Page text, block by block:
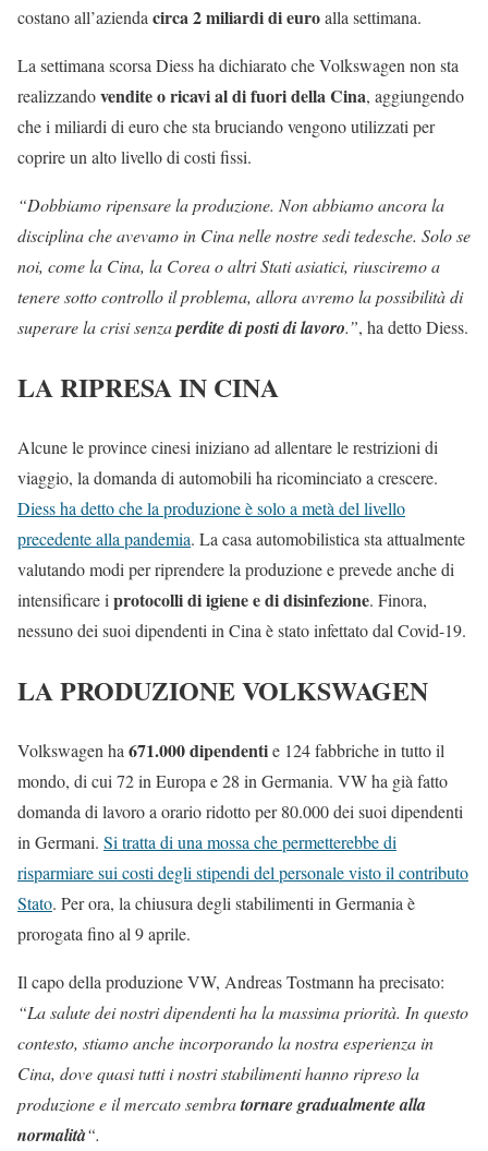
costano all’azienda circa 2 miliardi di euroalla settimana.
La settimana scorsa Diess ha dichiarato che Volkswagen non sta
realizzandovendite o ricavi al di fuori della Cina, aggiungendo
che i miliardi di euro che sta bruciando vengono utilizzati per
coprire un alto livello di costi fissi.
“Dobbiamo ripensare la produzione. Non abbiamo ancora la
disciplina che avevamo in Cina nelle nostre sedi tedesche. Solo se
noi, come la Cina, la Corea o altri Stati asiatici, riusciremo a
tenere sotto controllo il problema, allora avremo la possibilità di
superare la crisi senzaperdite di posti di lavoro.”, ha detto Diess.
LA RIPRESA IN CINA
Alcune le province cinesi iniziano ad allentare le restrizioni di
viaggio, la domanda di automobili ha ricominciato a crescere.
Diess ha detto che la produzione è solo a metà del livello
precedente alla pandemia. La casa automobilistica sta attualmente
valutando modi per riprendere la produzione e prevede anche di
intensificare i protocolli di igiene e di disinfezione. Finora,
nessuno dei suoi dipendenti in Cina è stato infettato dal Covid-19.
LA PRODUZIONE VOLKSWAGEN
Volkswagen ha 671.000 dipendentie 124 fabbriche in tutto il
mondo, di cui 72 in Europa e 28 in Germania. VW ha già fatto
domanda di lavoro a orario ridotto per 80.000 dei suoi dipendenti
in Germani. Si tratta di una mossa che permetterebbe di
risparmiare sui costi degli stipendi del personale visto il contributo
Stato. Per ora, la chiusura degli stabilimenti in Germania è
prorogata fino al 9 aprile.
Il capo della produzione VW, Andreas Tostmann ha precisato:
“La salute dei nostri dipendenti ha la massima priorità. In questo
contesto, stiamo anche incorporando la nostra esperienza in
Cina, dove quasi tutti i nostri stabilimenti hanno ripreso la
produzione e il mercato sembratornare gradualmente alla
normalità“.